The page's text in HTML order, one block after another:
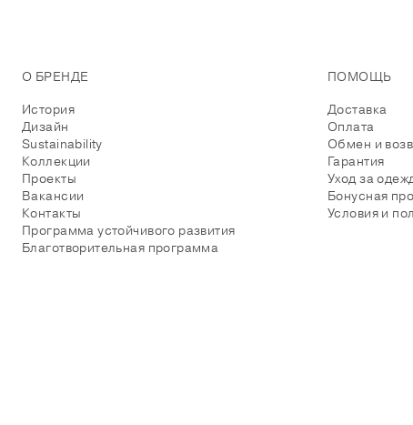
О БРЕНДЕ
История
Дизайн
Sustainability
Коллекции
Проекты
Вакансии
Контакты
Программа устойчивого развития
Благотворительная программа
ПОМОЩЬ
Доставка
Оплата
Обмен и
Гарантия
Уход за
Бонусная
Условия и